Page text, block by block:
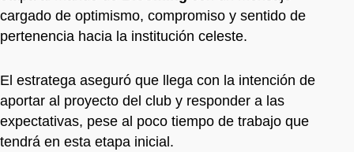
cargado de optimismo, compromiso y sentido de
pertenencia hacia la institución celeste.
El estratega aseguró que llega con la intención de
aportar al proyecto del club y responder a las
expectativas, pese al poco tiempo de trabajo que
tendrá en esta etapa inicial.